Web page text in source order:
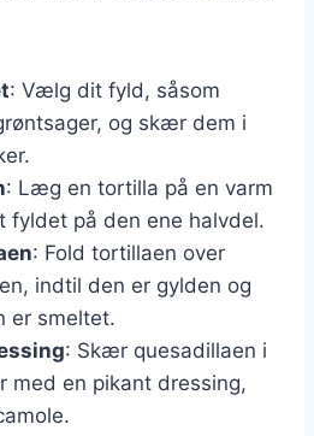
: Vælg dit fyld, såsom
og skær dem i
: Læg en tortilla på en varm
fyldet på den ene halvdel.
: Fold tortillaen over
indtil den er gylden og
er smeltet.
: Skær quesadillaen i
med en pikant dressing,